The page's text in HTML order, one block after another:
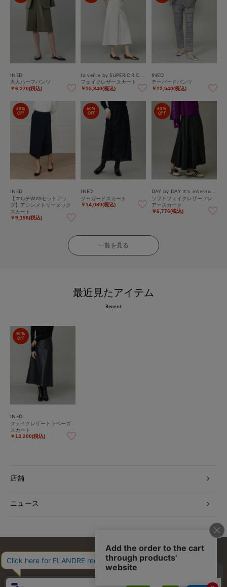
INED
大人ハーフパンツ
￥6,270(税込)
フェイクレザースカート
￥15,840(税込)
INED
テーパードパンツ
￥12,540(税込)
60%
OFF
INED
【マルチWAYセットアッ
プ】アシンメトリータック
スカート
￥9,196(税込)
60%
OFF
INED
ジャガードスカート
￥14,080(税込)
60%
OFF
ソフトフェイクレザーフレ
アースカート
￥6,776(税込)
一覧を見る
最近見たアイテム
Recent
50%
OFF
INED
フェイクレザートラペーズ
スカート
￥13,200(税込)
店舗
ニュース